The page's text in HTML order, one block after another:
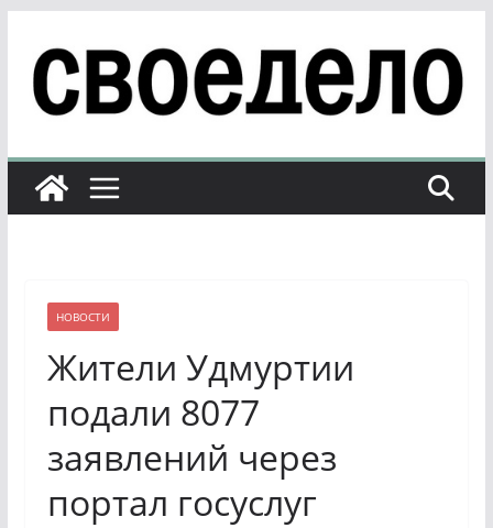
содержимому
НОВОСТИ
Жители Удмуртии
подали 8077
заявлений через
портал госуслуг